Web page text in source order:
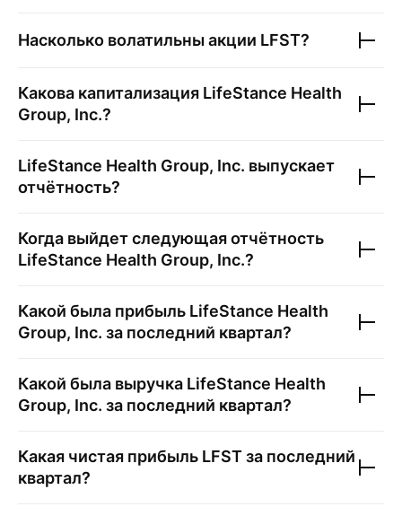
Насколько волатильны акции LFST?
Какова капитализация LifeStance Health
Group, Inc.?
LifeStance Health Group, Inc. выпускает
отчётность?
Когда выйдет следующая отчётность
LifeStance Health Group, Inc.?
Какой была прибыль LifeStance Health
Group, Inc. за последний квартал?
Какой была выручка LifeStance Health
Group, Inc. за последний квартал?
Какая чистая прибыль LFSTза последний
квартал?